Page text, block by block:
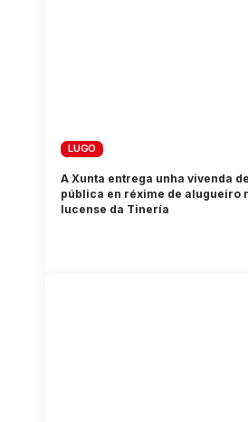
LUGO
A Xunta entrega unha vivenda
pública en réxime de alugueiro
lucense da Tinería